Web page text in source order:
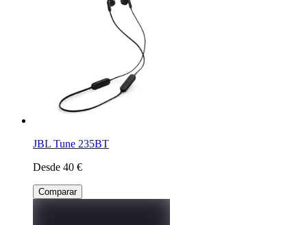
JBL Tune 235BT
Desde 40 €
Comparar